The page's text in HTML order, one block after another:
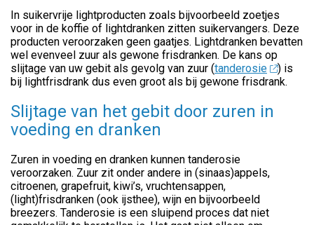
In suikervrije lightproducten zoals bijvoorbeeld zoetjes
voor in de koffie of lightdranken zitten suikervangers. Deze
producten veroorzaken geen gaatjes. Lightdranken bevatten
wel evenveel zuur als gewone frisdranken. De kans op
slijtage van uw gebit als gevolg van zuur (tanderosie
) is
bij lightfrisdrank dus even groot als bij gewone frisdrank.
Slijtage van het gebit door zuren in
voeding en dranken
Zuren in voeding en dranken kunnen tanderosie
veroorzaken. Zuur zit onder andere in (sinaas)appels,
citroenen, grapefruit, kiwi’s, vruchtensappen,
(light)frisdranken (ook ijsthee), wijn en bijvoorbeeld
breezers. Tanderosie is een sluipend proces dat niet